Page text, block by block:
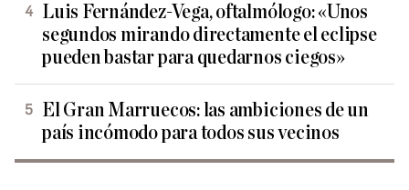
Luis Fernández-Vega, oftalmólogo: «Unos
segundos mirando directamente el eclipse
pueden bastar para quedarnos ciegos»
El Gran Marruecos: las ambiciones de un
país incómodo para todos sus vecinos